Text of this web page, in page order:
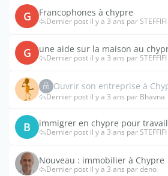
G Francophones à chypre
Dernier post il y a 3 ans par STEFFIFI
G une aide sur la maison au
Dernier post il y a 3 ans par STEFFIFI
Ouvrir son entreprise à
Dernier post il y a 3 ans par Bhavna
B immigrer en chypre pour
Dernier post il y a 3 ans par STEFFIFI
Nouveau : immobilier à Chypre
Dernier post il y a 3 ans par deno